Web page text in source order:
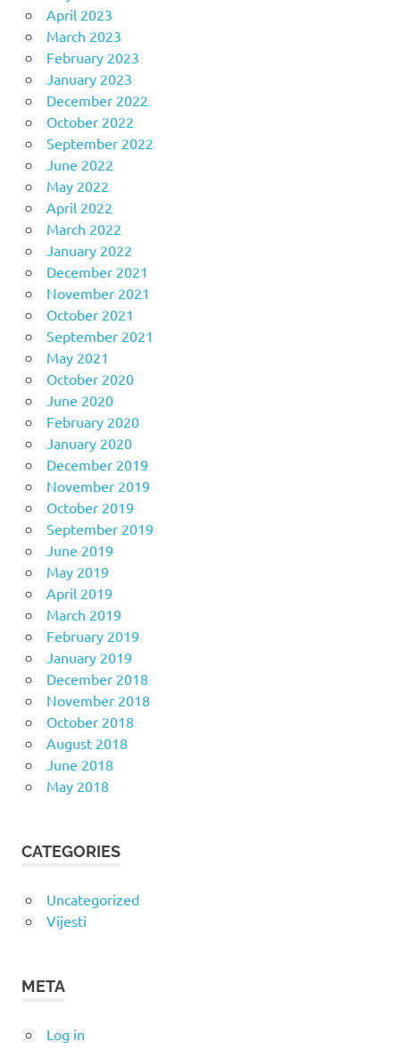
April 2023
March 2023
February 2023
January 2023
December 2022
October 2022
September 2022
June 2022
May 2022
April 2022
March 2022
January 2022
December 2021
November 2021
October 2021
September 2021
May 2021
October 2020
June 2020
February 2020
January 2020
December 2019
November 2019
October 2019
September 2019
June 2019
May 2019
April 2019
March 2019
February 2019
January 2019
December 2018
November 2018
October 2018
August 2018
June 2018
May 2018
CATEGORIES
Uncategorized
Vijesti
META
Log in